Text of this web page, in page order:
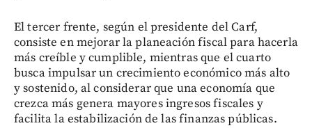
El tercer frente, según el presidente del Carf,
consiste en mejorar la planeación fiscal para hacerla
más creíble y cumplible, mientras que el cuarto
busca impulsar un crecimiento económico más alto
y sostenido, al considerar que una economía que
crezca más genera mayores ingresos fiscales y
facilita la estabilización de las finanzas públicas.